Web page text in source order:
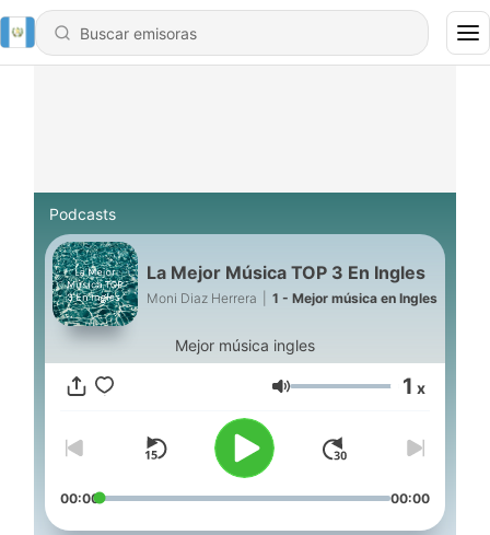
Podcasts
La Mejor Música TOP 3 En Ingles
Moni Diaz Herrera 1 - Mejor música en Ingles
Mejor música ingles
Volumen 1 x
00:00 00:00